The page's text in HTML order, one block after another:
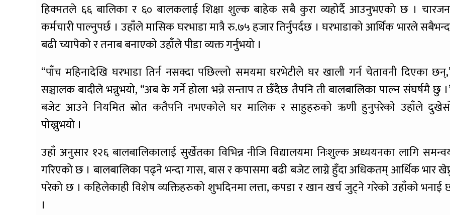
हिक्मतले ६६ बालिका र ६० बालकलाई शिक्षा शुल्क बाहेक सबै कुरा व्यहोर्दै आउनुभएको छ ।
कर्मचारी पाल्नुपर्छ । उहाँले मासिक घरभाडा मात्रै रु.७५ हजार तिर्नुपर्दछ । घरभाडाको आर्थिक भारले
बढी च्यापेको र तनाब बनाएको उहाँले पीडा व्यक्त गर्नुभयो ।
“पाँच महिनादेखि घरभाडा तिर्न नसक्दा पछिल्लो समयमा घरभेटीले घर खाली गर्न चेतावनी दिएका
सञ्चालक बादीले भन्नुभयो, “अब के गर्ने होला भन्ने सन्ताप त छँदैछ तैपनि ती बालबालिका पाल्न संघर्षमै छु
बजेट आउने नियमित स्रोत कतैपनि नभएकोले घर मालिक र साहुहरुको ऋणी हुनुपरेको उहाँले
पोख्नुभयो ।
उहाँ अनुसार १२६ बालबालिकालाई सुर्खेतका विभिन्न नीजि विद्यालयमा निःशुल्क अध्ययनका लागि
गरिएको छ । बालबालिका पढ्ने भन्दा गास, बास र कपासमा बढी बजेट लाग्ने हुँदा अधिकतम् आर्थिक भार
परेको छ । कहिलेकाही विशेष व्यक्तिहरुको शुभदिनमा लत्ता, कपडा र खान खर्च जुट्ने गरेको उहाँको भनाई
।